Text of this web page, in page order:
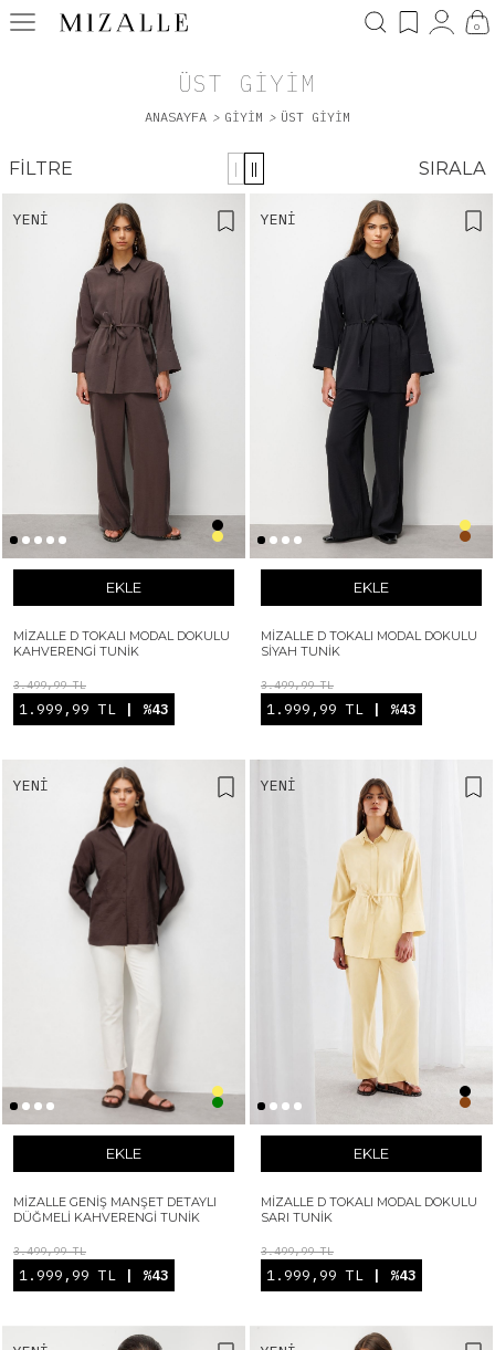
0
ÜST GİYİM
ANASAYFA > GIYIM > ÜST GİYİM
FILTRE | || SIRALA
YENI
EKLE
MIZALLE D TOKALI MODAL DOKULU
KAHVERENGI TUNIK
3.499,99 TL
1.999,99 TL | %43
YENI
EKLE
MIZALLE D TOKALI MODAL DOKULU
SIYAH TUNIK
3.499,99 TL
1.999,99 TL | %43
YENI
EKLE
MIZALLE GENIŞ MANŞET DETAYLI
DÜĞMELI KAHVERENGI TUNIK
3.499,99 TL
1.999,99 TL | %43
YENI
EKLE
MIZALLE D TOKALI MODAL DOKULU
SARI TUNIK
3.499,99 TL
1.999,99 TL | %43